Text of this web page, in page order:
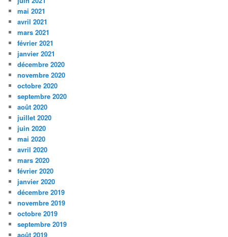
mai 2021
avril 2021
mars 2021
février 2021
janvier 2021
décembre 2020
novembre 2020
octobre 2020
septembre 2020
août 2020
juillet 2020
juin 2020
mai 2020
avril 2020
mars 2020
février 2020
janvier 2020
décembre 2019
novembre 2019
octobre 2019
septembre 2019
août 2019